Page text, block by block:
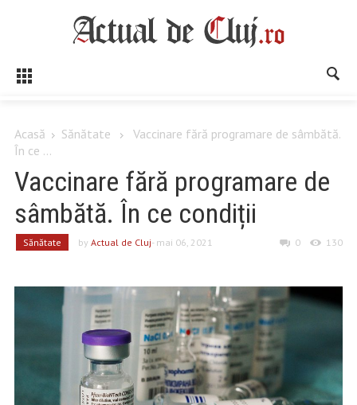
Acasă Sănătate
Vaccinare fără programare de sâmbătă.
În ce ...
Vaccinare fără programare de
sâmbătă. În ce condiții
Sănătate by Actual de Cluj- mai 06, 2021 0 130